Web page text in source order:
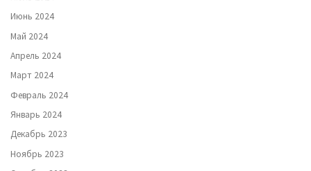
Июнь 2024
Май 2024
Апрель 2024
Март 2024
Февраль 2024
Январь 2024
Декабрь 2023
Ноябрь 2023